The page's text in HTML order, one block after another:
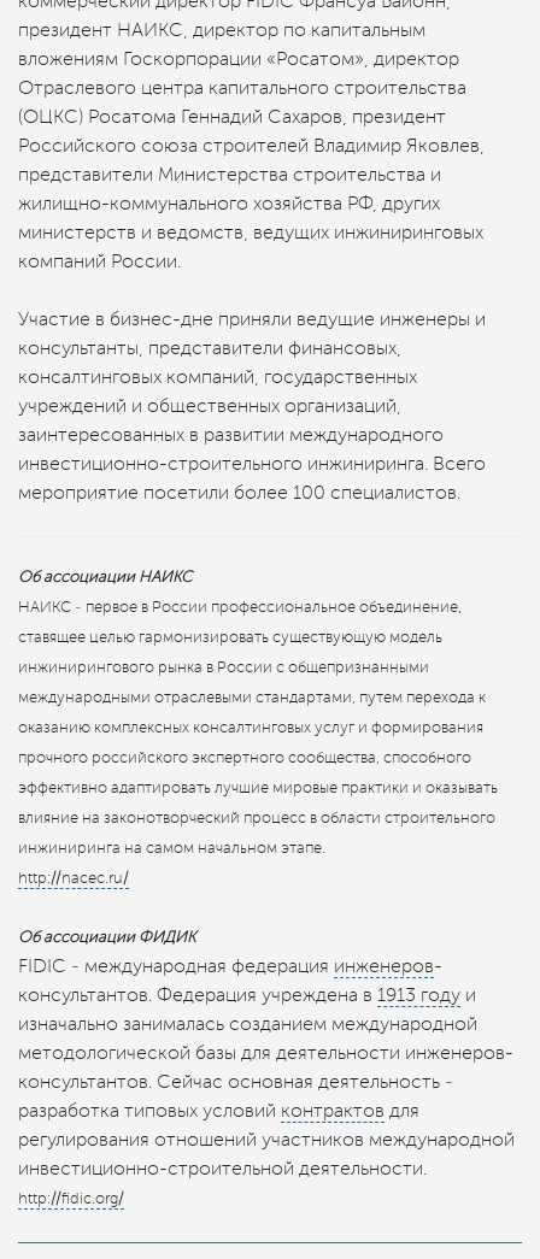
президент НАИКС, директор по капитальным
вложениям Госкорпорации «Росатом», директор
Отраслевого центра капитального строительства
(ОЦКС) Росатома Геннадий Сахаров, президент
Российского союза строителей Владимир Яковлев,
представители Министерства строительства и
жилищно-коммунального хозяйства РФ, других
министерств и ведомств, ведущих инжиниринговых
компаний России.
Участие в бизнес-дне приняли ведущие инженеры и
консультанты, представители финансовых,
консалтинговых компаний, государственных
учреждений и общественных организаций,
заинтересованных в развитии международного
инвестиционно-строительного инжиниринга. Всего
мероприятие посетили более 100 специалистов.
Об ассоциации НАИКС
НАИКС ‒ первое в России профессиональное объединение,
ставящее целью гармонизировать существующую модель
инжинирингового рынка в России с общепризнанными
международными отраслевыми стандартами, путем перехода к
оказанию комплексных консалтинговых услуг и формирования
прочного российского экспертного сообщества, способного
эффективно адаптировать лучшие мировые практики и оказывать
влияние на законотворческий процесс в области строительного
инжиниринга на самом начальном этапе.
http://nacec.ru/
Об ассоциации ФИДИК
FIDIC ‒ международная федерация инженеров-
консультантов. Федерация учреждена в 1913 году и
изначально занималась созданием международной
методологической базы для деятельности инженеров-
консультантов. Сейчас основная деятельность ‒
разработка типовых условий контрактов для
регулирования отношений участников международной
инвестиционно-строительной деятельности.
http://fidic.org/